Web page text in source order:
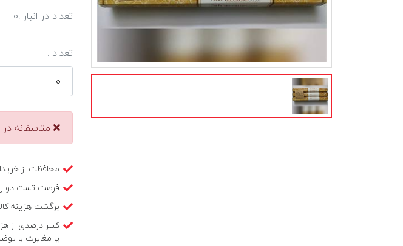
تعداد در انبار :0
تعداد :
متاسفانه
محافظت از
فرصت تست دو
برگشت هزینه
کسر درصدی از
یا مغایرت با